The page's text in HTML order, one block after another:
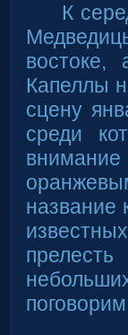
К
Капеллы
сцену
среди
внимание
название